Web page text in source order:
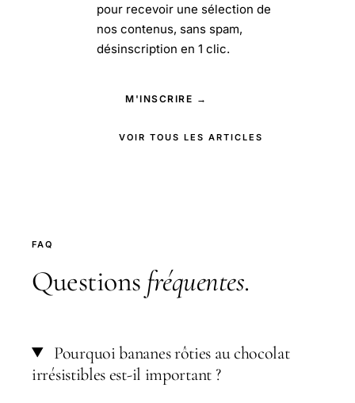
pour recevoir une sélection de
nos contenus, sans spam,
désinscription en 1 clic.
M'INSCRIRE →
VOIR TOUS LES ARTICLES
FAQ
Questions fréquentes.
Pourquoi bananes rôties au chocolat
irrésistibles est-il important ?